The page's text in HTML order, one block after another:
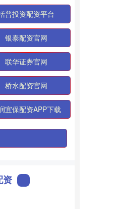
普投资配资平台
银泰配资官网
联华证券官网
桥水配资官网
宜保配资APP下载
资